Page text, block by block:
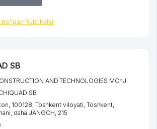
Rubrikalar
SB
AND TECHNOLOGIES MChJ
SB
100128, Toshkent viloyati Toshkent
daha JANGOH , 215